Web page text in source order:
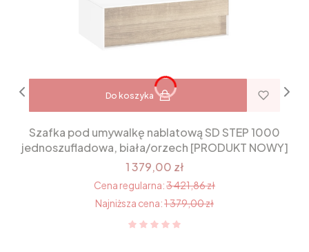
Do koszyka
Szafka pod umywalkę nablatową SD STEP 1000
jednoszufladowa, biała/orzech [PRODUKT NOWY]
1 379,00 zł
Cena regularna:3 421,86 zł
Najniższa cena:1 379,00 zł